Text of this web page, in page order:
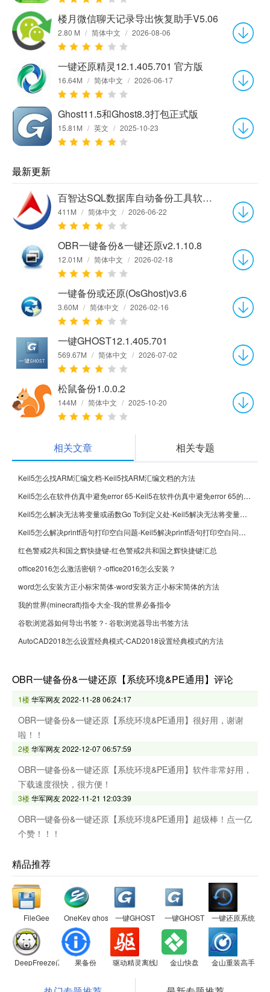
楼月微信聊天记录导出恢复助手V5.06
2.80 M / 简体中文 / 2026-08-06
一键还原精灵12.1.405.701 官方版
16.64M / 简体中文 / 2026-06-17
Ghost11.5和Ghost8.3打包正式版
15.81M / 英文 / 2025-10-23
最新更新
百智达SQL数据库自动备份工具软件2026.06.10
411M / 简体中文 / 2026-06-22
OBR一键备份&一键还原v2.1.10.8
12.01M / 简体中文 / 2026-02-18
一键备份或还原(OsGhost)v3.6
3.60M / 简体中文 / 2026-02-16
一键GHOST12.1.405.701
569.67M / 简体中文 / 2026-07-02
松鼠备份1.0.0.2
144M / 简体中文 / 2025-10-20
相关文章 相关专题
Keil5怎么找ARM汇编文档-Keil5找ARM汇编文档的方法
Keil5怎么在软件仿真中避免error 65-Keil5在软件仿真中避免error 65的方法
Keil5怎么解决无法将变量或函数Go To到定义处-Keil5解决无法将变量或函数Go To到定义处的方法
Keil5怎么解决printf语句打印空白问题-Keil5解决printf语句打印空白问题的方法
红色警戒2共和国之辉快捷键-红色警戒2共和国之辉快捷键汇总
office2016怎么激活密钥？-office2016怎么安装？
word怎么安装方正小标宋简体-word安装方正小标宋简体的方法
我的世界(minecraft)指令大全-我的世界必备指令
谷歌浏览器如何导出书签？- 谷歌浏览器导出书签方法
AutoCAD2018怎么设置经典模式-CAD2018设置经典模式的方法
OBR一键备份&一键还原【系统环境&PE通用】评论
1楼华军网友2022-11-28 06:24:17
OBR一键备份&一键还原【系统环境&PE通用】很好用，谢谢
啦！！
2楼华军网友2022-12-07 06:57:59
OBR一键备份&一键还原【系统环境&PE通用】软件非常好用，
下载速度很快，很方便！
3楼华军网友2022-11-21 12:03:39
OBR一键备份&一键还原【系统环境&PE通用】超级棒！点一亿
个赞！！！
精品推荐
FileGee OneKey ghost一键还原
一键GHOST 一键GHOST 一键还原系统
DeepFreeze(冰点还原精灵)
果备份 驱动精灵离线版 金山快盘 金山重装高手